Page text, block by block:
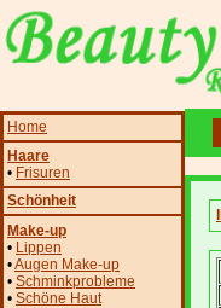
Home
Haare
• Frisuren
Schönheit
Make-up
• Lippen
•Augen Make-up
• Schminkprobleme
• Schöne Haut